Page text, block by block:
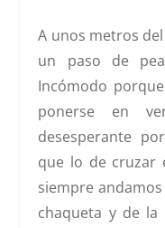
A unos metros
un paso de
Incómodo
ponerse en
desesperante
que lo de cruzar
siempre
chaqueta y de